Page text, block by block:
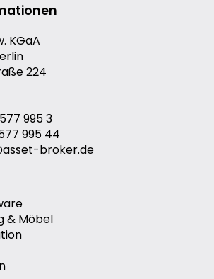
KGaA
224
995 3
995 44
broker.de
& Möbel